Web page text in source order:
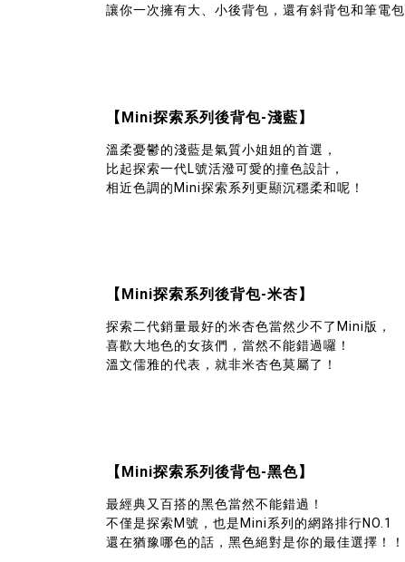
讓你一次擁有大、小後背包，還有斜背包和筆電包
【Mini探索系列後背包-淺藍】
溫柔憂鬱的淺藍是氣質小姐姐的首選，
比起探索一代L號活潑可愛的撞色設計，
相近色調的Mini探索系列更顯沉穩柔和呢！
【Mini探索系列後背包-米杏】
探索二代銷量最好的米杏色當然少不了Mini版，
喜歡大地色的女孩們，當然不能錯過囉！
溫文儒雅的代表，就非米杏色莫屬了！
【Mini探索系列後背包-黑色】
最經典又百搭的黑色當然不能錯過！
不僅是探索M號，也是Mini系列的網路排行NO.1
還在猶豫哪色的話，黑色絕對是你的最佳選擇！！